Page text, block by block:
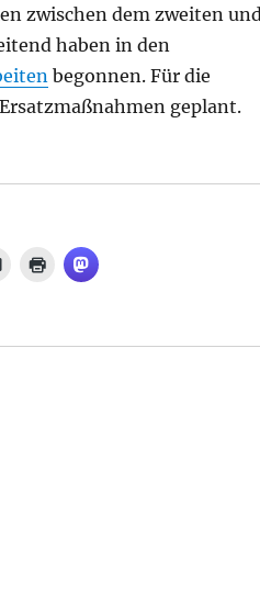
zwischen dem zweiten
haben in den
begonnen. Für die
geplant.